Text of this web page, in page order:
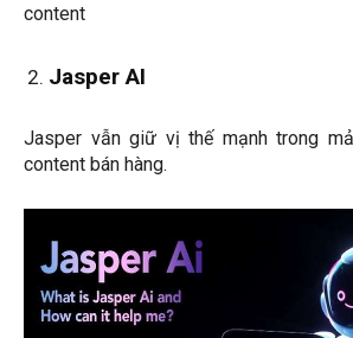
content
Jasper AI
Jasper vẫn giữ vị thế mạnh trong
content bán hàng.